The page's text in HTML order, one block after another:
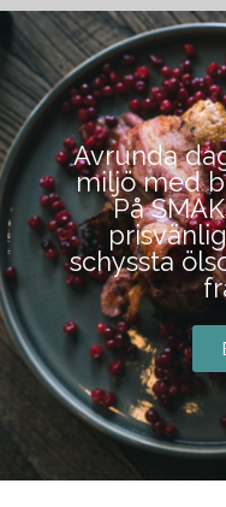
Avrunda
miljö med
På
schyssta